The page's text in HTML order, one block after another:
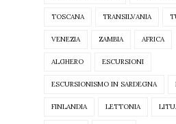
TOSCANA TRANSILVANIA
VENEZIA ZAMBIA AFRICA
ALGHERO ESCURSIONI
ESCURSIONISMO IN SARDEGNA
FINLANDIA LETTONIA